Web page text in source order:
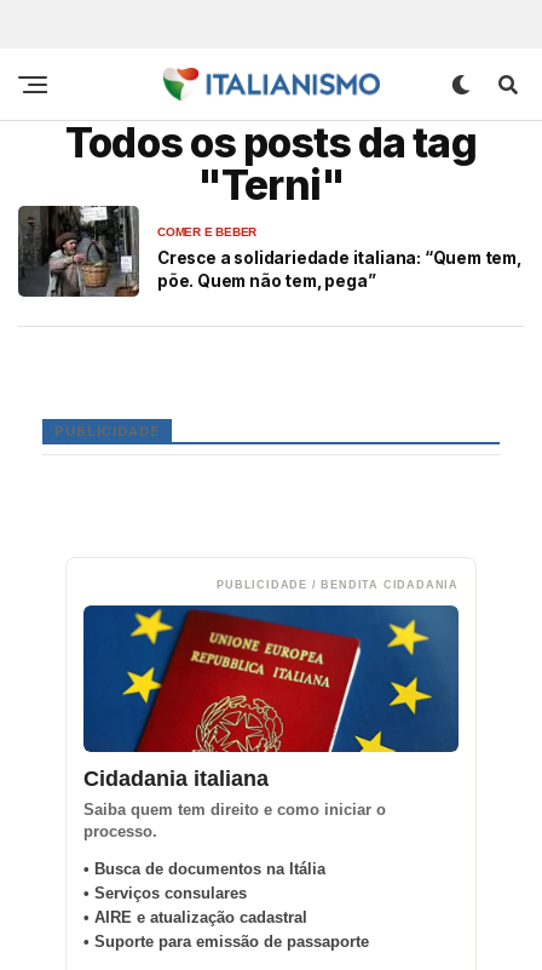
Todos os posts da tag
"Terni"
COMER E BEBER
Cresce a solidariedade italiana: “Quem tem,
põe. Quem não tem, pega”
PUBLICIDADE
PUBLICIDADE / BENDITA CIDADANIA
Cidadania italiana
Saiba quem tem direito e como iniciar o
processo.
• Busca de documentos na Itália
• Serviços consulares
• AIRE e atualização cadastral
• Suporte para emissão de passaporte